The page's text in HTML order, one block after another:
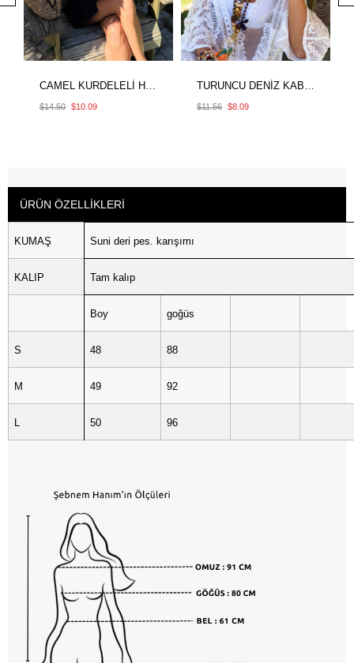
$10.09
$14.50 $8.09
$11.56
ÜRÜN ÖZELLIKLERI
KUMAŞ Suni deri pes. karışımı
KALIP Tam kalıp
Boy goğüs
S 48 88
M 49 92
L 50 96